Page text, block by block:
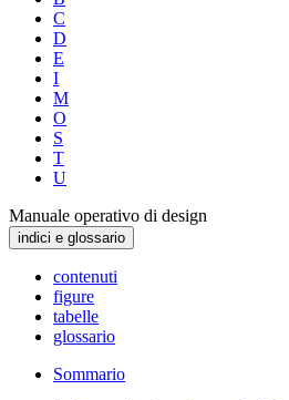
C
D
E
I
M
O
S
T
U
Manuale operativo di design
indici e glossario
contenuti
figure
tabelle
glossario
Sommario